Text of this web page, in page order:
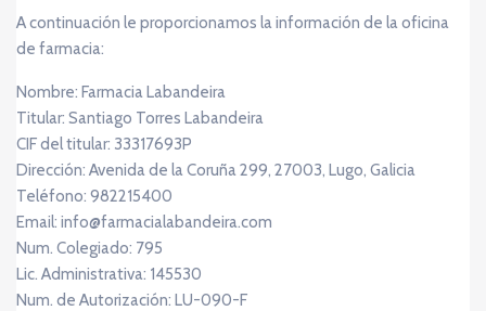
A continuación le proporcionamos la información de la oficina
de farmacia:
Nombre: Farmacia Labandeira
Titular: Santiago Torres Labandeira
CIF del titular: 33317693P
Dirección: Avenida de la Coruña 299, 27003, Lugo, Galicia
Teléfono: 982215400
Email: info@farmacialabandeira.com
Num. Colegiado: 795
Lic. Administrativa: 145530
Num. de Autorización: LU-090-F